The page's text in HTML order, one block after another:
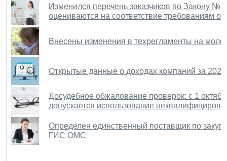
Изменился перечень заказчиков по Закону №
оцениваются на соответствие требованиям
Внесены изменения в техрегламенты на
Открытые данные о доходах компаний за
Досудебное обжалование проверок: с 1
допускается использование
Определен единственный поставщик по
ГИС ОМС